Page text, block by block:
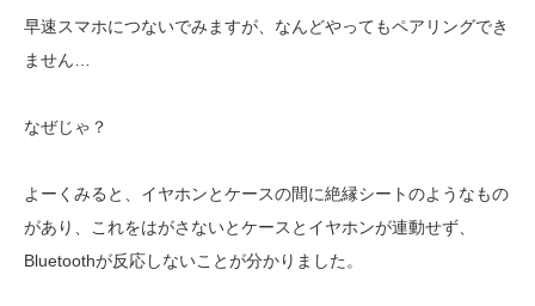
早速スマホにつないでみますが、なんどやってもペアリングでき
ません…
なぜじゃ？
よーくみると、イヤホンとケースの間に絶縁シートのようなもの
があり、これをはがさないとケースとイヤホンが連動せず、
Bluetoothが反応しないことが分かりました。